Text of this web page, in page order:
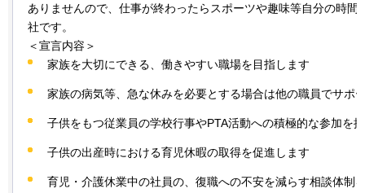
ありませんので、仕事が終わったらスポーツや趣味等自分の時間
社です。
＜宣言内容＞
家族を大切にできる、働きやすい職場を目指します
家族の病気等、急な休みを必要とする場合は他の職員でサポ
子供をもつ従業員の学校行事やPTA活動への積極的な参加を
子供の出産時における育児休暇の取得を促進します
育児・介護休業中の社員の、復職への不安を減らす相談体制